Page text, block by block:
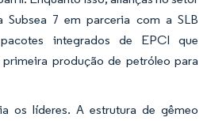
7 em parceria com a SLB
integrados de EPCI que
produção de petróleo para
os líderes. A estrutura de gêmeo